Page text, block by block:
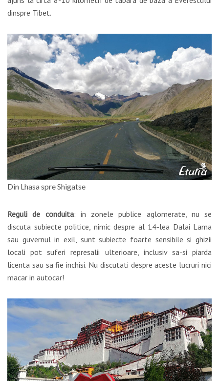
dinspre Tibet.
Din Lhasa spre Shigatse
Reguli de conduita: in zonele publice aglomerate, nu se
discuta subiecte politice, nimic despre al 14-lea Dalai Lama
sau guvernul in exil, sunt subiecte foarte sensibile si ghizii
locali pot suferi represalii ulterioare, inclusiv sa-si piarda
licenta sau sa fie inchisi. Nu discutati despre aceste lucruri nici
macar in autocar!